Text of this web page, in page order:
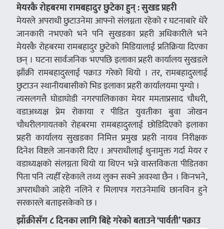
मेयरकै रोहबरमा रामबहादुर छुटेका हुन् : सुखड प्रहरी
मेयरले अपराधी छुटाउनेमा आफ्नो संलग्नता रहेको र घटनाबारे धेरै
जानकारी नभएको भने पनि सुखडका प्रहरी अधिकारीले भने
मेयरकै रोहबरमा रामबहादुर छुटेको मिडियालाई प्रतिक्रिया दिएका
छन् । घटना सार्वजनिक भएपछि इलाका प्रहरी कार्यालय सुखडले
झाँक्री रामबहादुरलाई पक्राउ गरेको थियो । तर, रामबहादुरलाई
छुटाउन स्थानीयबासीको भिड इलाका प्रहरी कार्यालयमा पुग्यो ।
त्यसलगत्तै घोडाघोडी नगरपालिकाका मेयर ममताप्रसाद चौधरी,
वडाअध्यक्ष प्रेम रोकाया र पीडित युवतीका बुवा जोखन
चौधरीलगायतको रोहबरमा रामबहादुरलाई छोडिदिएको इलाका
प्रहरी कार्यालय सुखडका निमित्त प्रमुख प्रहरी नायव निरीक्षक
दिनेश विष्टले जानकारी दिए । अपराधीलाई थुनामुक्त गर्दा मेयर र
वडाध्यक्षको संलग्नता थियो या थिएन भन्ने वास्तविकता पीडितका
पिता पनि त्यहीँ रहेकाले तथ्य लुक्न सक्ने अवस्था छैन । किनभने,
अपराधीको जाहेरी नलिने र मिलापत्र गराउनेमाथि छानविन हुने
सरकारले बताइसकेको छ ।
झाँक्रीसँग ८ दिनका लागि बिहे गरेको बताउने ‘पार्वती’ पक्राउ